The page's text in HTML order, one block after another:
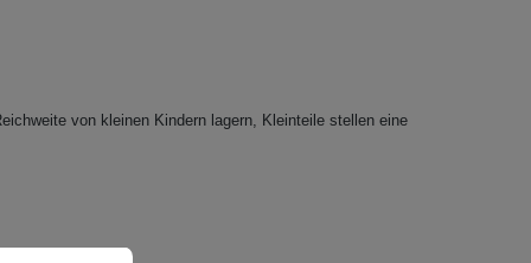
von kleinen Kindern lagern, Kleinteile stellen eine
Mehr Informationen ...